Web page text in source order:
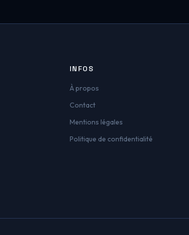
INFOS
À propos
Contact
Mentions légales
Politique de confidentialité